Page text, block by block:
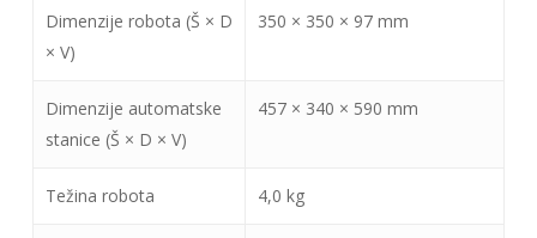
Dimenzije robota (Š × D
× V)
350 × 350 × 97 mm
Dimenzije automatske
stanice (Š × D × V)
457 × 340 × 590 mm
Težina robota 4,0 kg